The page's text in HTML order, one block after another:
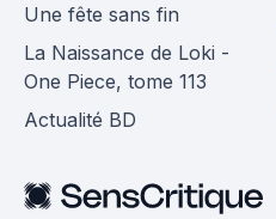
Une fête sans fin
La Naissance de Loki -
One Piece, tome 113
Actualité BD